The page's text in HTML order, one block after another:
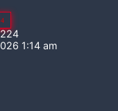
4
1:14 am